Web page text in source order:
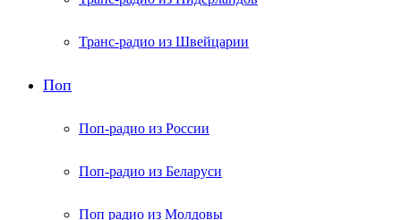
Транс-радио из Швейцарии
Поп
Поп-радио из России
Поп-радио из Беларуси
Поп радио из Молдовы